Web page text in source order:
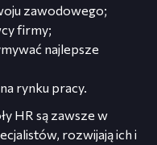
zawodowego;
firmy;
najlepsze
rynku pracy.
HR są zawsze w
rozwijają ich i